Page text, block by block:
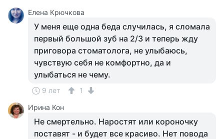
Елена Крючкова
У меня еще одна беда случилась, я сломала
первый большой зуб на 2/3 и теперь жду
приговора стоматолога, не улыбаюсь,
чувствую себя не комфортно, да и
улыбаться не чему.
9 лет
1
Ирина Кон
Не смертельно. Наростят или короночку
поставят - и будет все красиво. Нет повода